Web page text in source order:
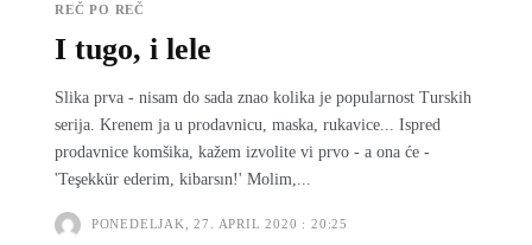
REČ PO REČ
I tugo, i lele
Slika prva - nisam do sada znao kolika je popularnost Turskih
serija. Krenem ja u prodavnicu, maska, rukavice... Ispred
prodavnice komšika, kažem izvolite vi prvo - a ona će -
'Teşekkür ederim, kibarsın!' Molim,...
PONEDELJAK, 27. APRIL 2020 : 20:25